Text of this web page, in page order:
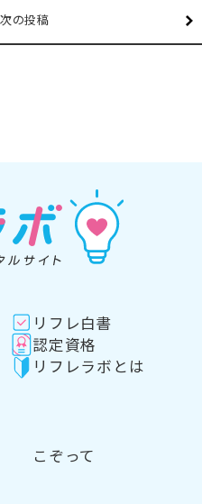
次の投稿
リフレ白書
認定資格
リフレラボとは
こぞって